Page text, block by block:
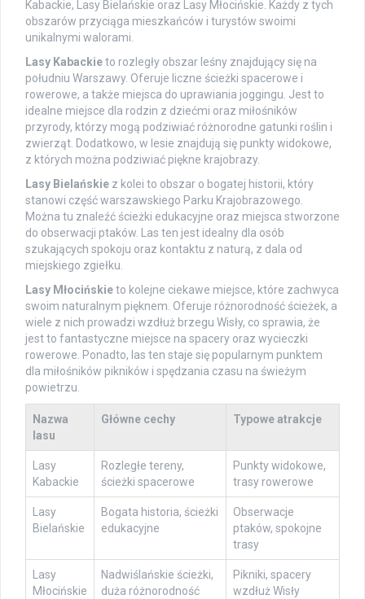
Kabackie, Lasy Bielańskie oraz Lasy Młocińskie. Każdy z tych
obszarów przyciąga mieszkańców i turystów swoimi
unikalnymi walorami.
Lasy Kabackieto rozległy obszar leśny znajdujący się na
południu Warszawy. Oferuje liczne ścieżki spacerowe i
rowerowe, a także miejsca do uprawiania joggingu. Jest to
idealne miejsce dla rodzin z dziećmi oraz miłośników
przyrody, którzy mogą podziwiać różnorodne gatunki roślin i
zwierząt. Dodatkowo, w lesie znajdują się punkty widokowe,
z których można podziwiać piękne krajobrazy.
Lasy Bielańskie z kolei to obszar o bogatej historii, który
stanowi część warszawskiego Parku Krajobrazowego.
Można tu znaleźć ścieżki edukacyjne oraz miejsca stworzone
do obserwacji ptaków. Las ten jest idealny dla osób
szukających spokoju oraz kontaktu z naturą, z dala od
miejskiego zgiełku.
Lasy Młocińskieto kolejne ciekawe miejsce, które zachwyca
swoim naturalnym pięknem. Oferuje różnorodność ścieżek, a
wiele z nich prowadzi wzdłuż brzegu Wisły, co sprawia, że
jest to fantastyczne miejsce na spacery oraz wycieczki
rowerowe. Ponadto, las ten staje się popularnym punktem
dla miłośników pikników i spędzania czasu na świeżym
powietrzu.
Nazwa
lasu
Główne cechy Typowe atrakcje
Lasy
Kabackie
Rozległe tereny,
ścieżki spacerowe
Punkty widokowe,
trasy rowerowe
Lasy
Bielańskie
Bogata historia, ścieżki
edukacyjne
Obserwacje
ptaków, spokojne
trasy
Lasy
Młocińskie
Nadwiślańskie ścieżki,
duża różnorodność
Pikniki, spacery
wzdłuż Wisły